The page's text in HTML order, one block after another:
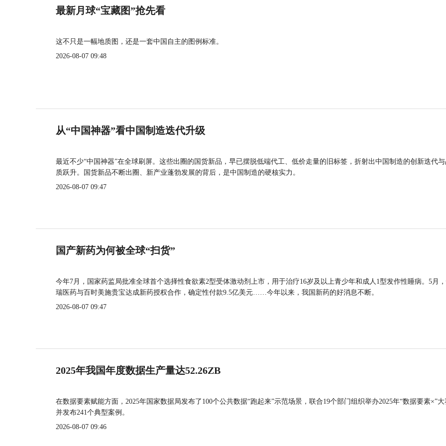
最新月球“宝藏图”抢先看
这不只是一幅地质图，还是一套中国自主的图例标准。
2026-08-07 09:48
从“中国神器”看中国制造迭代升级
最近不少“中国神器”在全球刷屏。这些出圈的国货新品，早已摆脱低端代工、低价走量的旧标签，折射出中国制造的创新迭代
质跃升。国货新品不断出圈、新产业蓬勃发展的背后，是中国制造的硬核实力。
2026-08-07 09:47
国产新药为何被全球“扫货”
今年7月，国家药监局批准全球首个选择性食欲素2型受体激动剂上市，用于治疗16岁及以上青少年和成人1型发作性睡病。5月
瑞医药与百时美施贵宝达成新药授权合作，确定性付款9.5亿美元……今年以来，我国新药的好消息不断。
2026-08-07 09:47
2025年我国年度数据生产量达52.26ZB
在数据要素赋能方面，2025年国家数据局发布了100个公共数据“跑起来”示范场景，联合19个部门组织举办2025年“数据要素×”大
并发布241个典型案例。
2026-08-07 09:46